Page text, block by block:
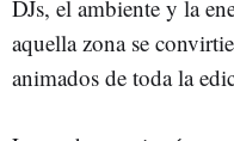
DJs, el ambiente y la
aquella zona se
animados de toda la